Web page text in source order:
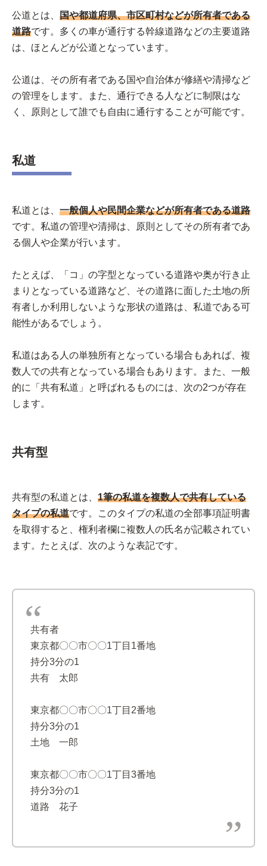
公道とは、 国や都道府県、市区町村などが所有者である
道路です。多くの車が通行する幹線道路などの主要道路
は、ほとんどが公道となっています。
公道は、その所有者である国や自治体が修繕や清掃など
の管理をします。また、通行できる人などに制限はな
く、原則として誰でも自由に通行することが可能です。
私道
私道とは、 一般個人や民間企業などが所有者である道路
です。私道の管理や清掃は、原則としてその所有者であ
る個人や企業が行います。
たとえば、「コ」の字型となっている道路や奥が行き止
まりとなっている道路など、その道路に面した土地の所
有者しか利用しないような形状の道路は、私道である可
能性があるでしょう。
私道はある人の単独所有となっている場合もあれば、複
数人での共有となっている場合もあります。また、一般
的に「共有私道」と呼ばれるものには、次の2つが存在
します。
共有型
共有型の私道とは、 1筆の私道を複数人で共有している
タイプの私道です。このタイプの私道の全部事項証明書
を取得すると、権利者欄に複数人の氏名が記載されてい
ます。たとえば、次のような表記です。
共有者
東京都〇〇市〇〇1丁目1番地
持分3分の1
共有 太郎
東京都〇〇市〇〇1丁目2番地
持分3分の1
土地 一郎
東京都〇〇市〇〇1丁目3番地
持分3分の1
道路 花子